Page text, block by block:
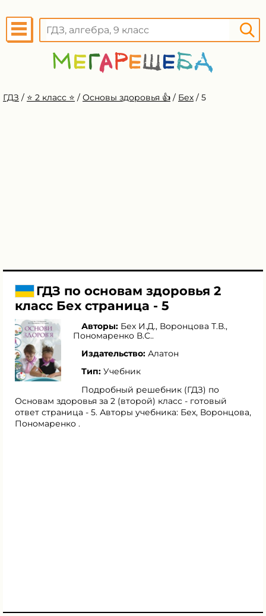
ГДЗ / ⭐️ 2 класс ⭐️ / Основы здоровья 👍 / Бех / 5
ГДЗ по основам здоровья 2
класс Бех страница - 5
Авторы: Бех И.Д., Воронцова Т.В.,
Пономаренко В.С..
Издательство: Алатон
Тип: Учебник
Подробный решебник (ГДЗ) по
Основам здоровья за 2 (второй) класс - готовый
ответ страница - 5. Авторы учебника: Бех, Воронцова,
Пономаренко .